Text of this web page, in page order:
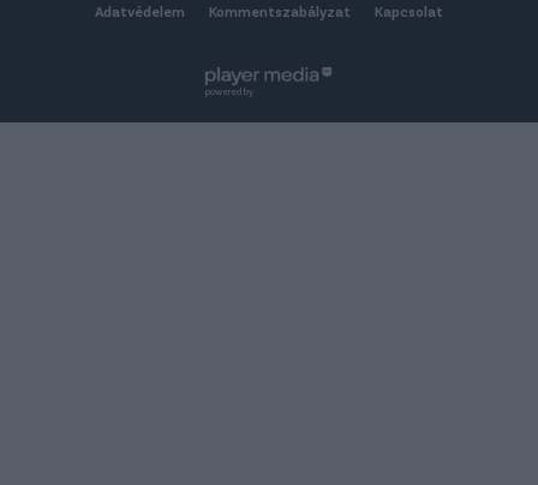
Adatvédelem Kommentszabályzat Kapcsolat
powered by